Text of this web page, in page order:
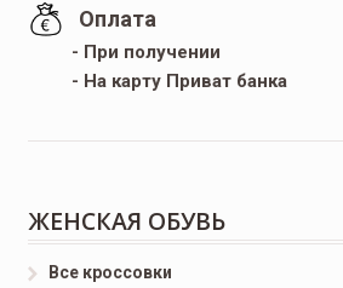
Оплата
- При получении
- На карту Приват банка
ЖЕНСКАЯ ОБУВЬ
Все кроссовки